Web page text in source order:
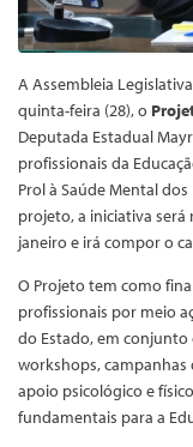
A Assembleia
quinta-feira (28), o
Deputada Estadual
profissionais da
Prol à Saúde Mental
projeto, a iniciativa
janeiro e irá compor o
O Projeto tem como
profissionais por meio
do Estado, em
workshops, campanhas
apoio psicológico e
fundamentais para a